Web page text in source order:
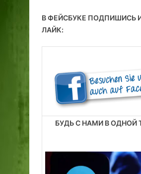
В ФЕЙСБУКЕ ПОДПИШИСЬ
ЛАЙК:
БУДЬ С НАМИ В ОДНОЙ